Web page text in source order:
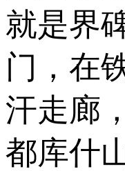
就是界
门，在
汗走廊
都库什